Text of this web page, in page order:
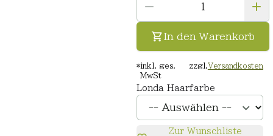
In den Warenkorb
*inkl. ges.
MwSt
zzgl. Versandkosten
Londa Haarfarbe
Zur Wunschliste